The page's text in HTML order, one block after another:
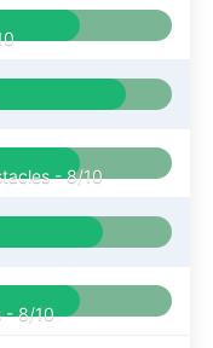
-8/10
-8/10